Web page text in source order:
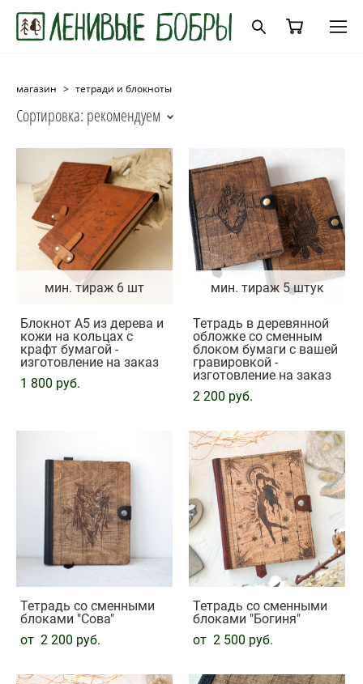
магазин > тетради и блокноты
Сортировка: рекомендуем
мин. тираж 6 шт
Блокнот А5 из дерева и
кожи на кольцах с
крафт бумагой -
изготовление на заказ
1 800 pуб.
мин. тираж 5 штук
Тетрадь в деревянной
обложке со сменным
блоком бумаги с вашей
гравировкой -
изготовление на заказ
2 200 pуб.
Тетрадь со сменными
блоками "Сова"
от 2 200 pуб.
Тетрадь со сменными
блоками "Богиня"
от 2 500 pуб.